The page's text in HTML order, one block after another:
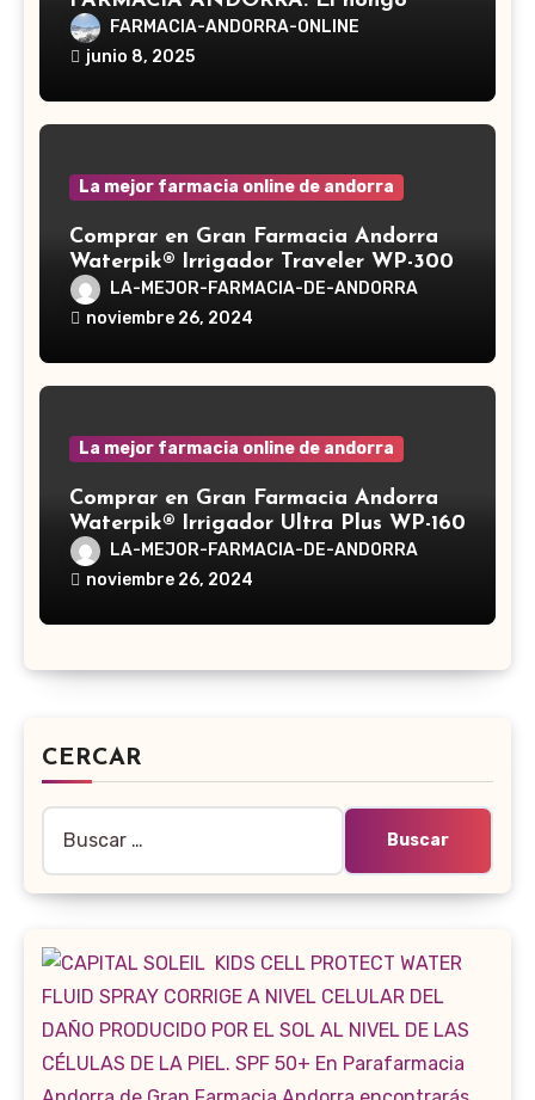
Reishi, cuyo nombre científico es
Ganoderma lucidum, es un hongo
en la medicina tradicional asiática
FARMACIA-ANDORRA-ONLINE
junio 8, 2025
La mejor farmacia online de andorra
Comprar en Gran Farmacia Andorra
Waterpik® Irrigador Traveler WP-300
LA-MEJOR-FARMACIA-DE-ANDORRA
noviembre 26, 2024
La mejor farmacia online de andorra
Comprar en Gran Farmacia Andorra
Waterpik® Irrigador Ultra Plus WP-160
LA-MEJOR-FARMACIA-DE-ANDORRA
noviembre 26, 2024
CERCAR